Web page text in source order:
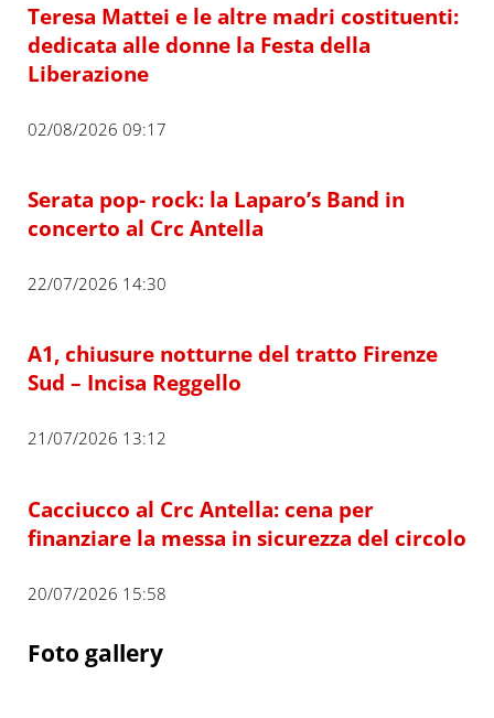
Teresa Mattei e le altre madri costituenti:
dedicata alle donne la Festa della
Liberazione
02/08/2026 09:17
Serata pop- rock: la Laparo’s Band in
concerto al Crc Antella
22/07/2026 14:30
A1, chiusure notturne del tratto Firenze
Sud – Incisa Reggello
21/07/2026 13:12
Cacciucco al Crc Antella: cena per
finanziare la messa in sicurezza del circolo
20/07/2026 15:58
Foto gallery